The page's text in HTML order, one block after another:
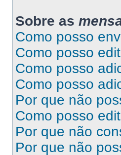
Sobre as
Como posso
Como posso
Como posso
Como posso
Por que não
Como posso
Por que não
Por que não